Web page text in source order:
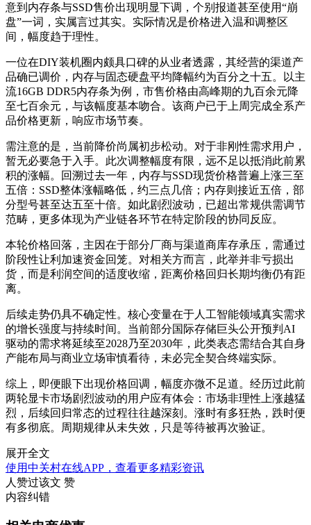
意到内存条与SSD售价出现明显下调，个别报道甚至使用“崩
盘”一词，实属言过其实。实际情况是价格进入温和调整区
间，幅度趋于理性。
一位在DIY装机圈内颇具口碑的从业者透露，其经营的渠道产
品确已调价，内存与固态硬盘平均降幅约为百分之十五。以主
流16GB DDR5内存条为例，市售价格由高峰期的九百余元降
至七百余元，与该幅度基本吻合。该商户已于上周完成全系产
品价格更新，响应市场节奏。
需注意的是，当前降价尚属初步松动。对于非刚性需求用户，
暂无必要急于入手。此次调整幅度有限，远不足以抵消此前累
积的涨幅。回溯过去一年，内存与SSD现货价格普遍上涨三至
五倍：SSD整体涨幅略低，约三点几倍；内存则接近五倍，部
分型号甚至达五至十倍。如此剧烈波动，已超出常规供需调节
范畴，更多体现为产业链各环节在特定阶段的协同反应。
本轮价格回落，主因在于部分厂商与渠道商库存承压，需通过
阶段性让利加速资金回笼。对相关方而言，此举并非亏损出
货，而是利润空间的适度收缩，距离价格回归长期均衡仍有距
离。
后续走势仍具不确定性。核心变量在于人工智能领域真实需求
的增长强度与持续时间。当前部分国际存储巨头公开预判AI
驱动的需求将延续至2028乃至2030年，此类表态需结合其自身
产能布局与商业立场审慎看待，未必完全契合终端实际。
综上，即便眼下出现价格回调，幅度亦微不足道。经历过此前
两轮显卡市场剧烈波动的用户应有体会：市场非理性上涨越猛
烈，后续回归常态的过程往往越深刻。涨时有多狂热，跌时便
有多彻底。周期规律从未失效，只是等待被再次验证。
展开全文
使用中关村在线APP，查看更多精彩资讯
人赞过该文 赞
内容纠错